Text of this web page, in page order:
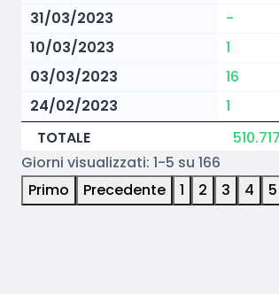
31/03/2023
-
10/03/2023
1
03/03/2023
16
24/02/2023
1
TOTALE
510.717
Giorni visualizzati: 1-5 su 166
Primo
Precedente 1 2 3 4 5